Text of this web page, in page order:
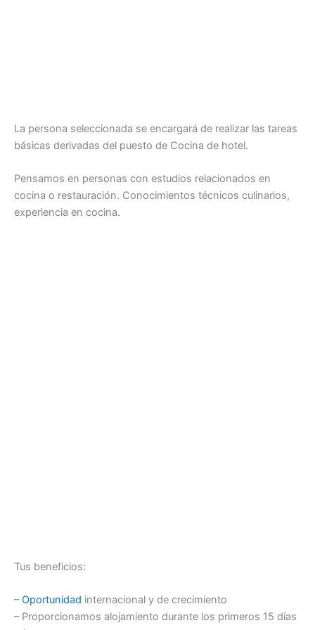
La persona seleccionada se encargará de realizar las tareas
básicas derivadas del puesto de Cocina de hotel.
Pensamos en personas con estudios relacionados en
cocina o restauración. Conocimientos técnicos culinarios,
experiencia en cocina.
Tus beneficios:
–Oportunidad internacional y de crecimiento
– Proporcionamos alojamiento durante los primeros 15 días